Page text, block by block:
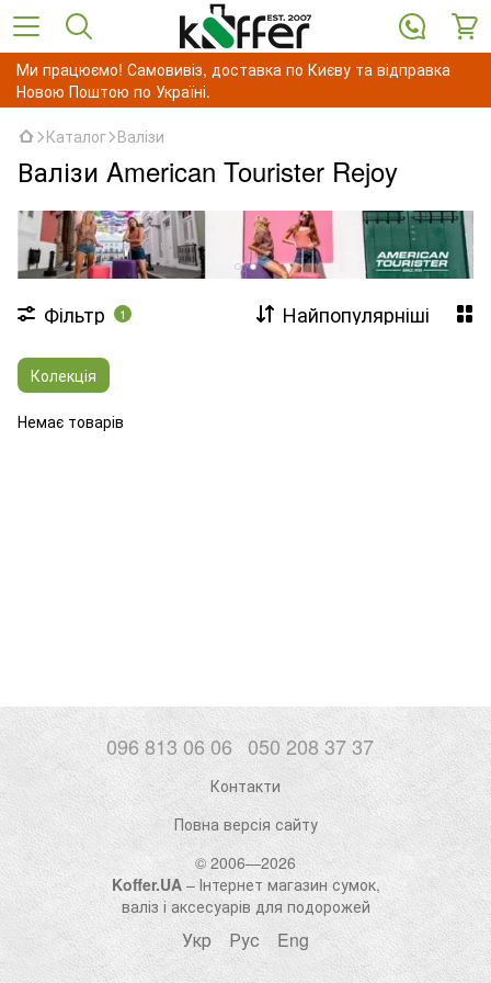
Ми працюємо! Самовивіз, доставка по Києву та відправка
Новою Поштою по Україні.
Каталог Валізи
Валізи American Tourister Rejoy
Фільтр 1 Найпопулярніші
Колекція
Немає товарів
096 813 06 06 050 208 37 37
Контакти
Повна версія сайту
© 2006—2026
Koffer.UA– Інтернет магазин сумок,
валіз і аксесуарів для подорожей
Укр Рус Eng